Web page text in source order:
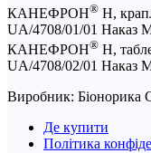
КАНЕФРОН® Н,
UA/4708/01/01 Наказ
КАНЕФРОН® Н,
UA/4708/02/01 Наказ
Виробник: Біонорика
Де купити
Політика